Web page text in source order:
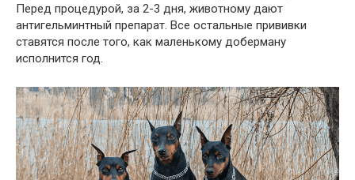
Перед процедурой, за 2-3 дня, животному дают
антигельминтный препарат. Все остальные прививки
ставятся после того, как маленькому доберману
исполнится год.